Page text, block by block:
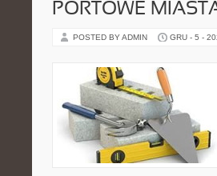
PORTOWE
POSTED BY ADMIN GRU - 5 -